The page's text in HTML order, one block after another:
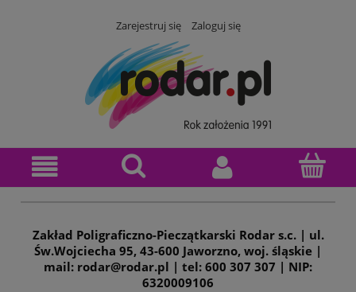
Zarejestruj się Zaloguj się
Zakład Poligraficzno-Pieczątkarski Rodar s.c. | ul.
Św.Wojciecha 95, 43-600 Jaworzno, woj. śląskie |
mail: rodar@rodar.pl | tel: 600 307 307 | NIP:
6320009106